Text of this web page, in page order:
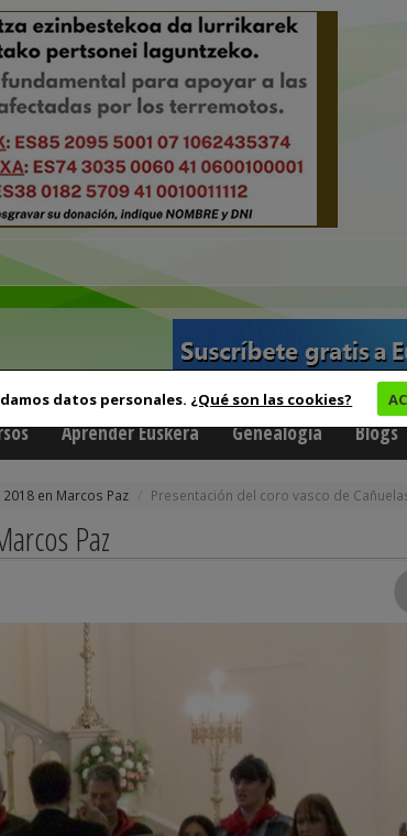
datos personales. ¿Qué son las cookies?
Aprender Euskera Genealogía Blogs
2018 en Marcos Paz Presentación del coro vasco de
Paz